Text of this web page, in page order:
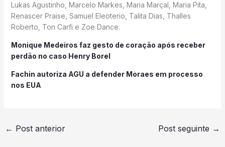
Lukas Agustinho, Marcelo Markes, Maria Marçal, Maria Pita,
Renascer Praise, Samuel Eleoterio, Talita Dias, Thalles
Roberto, Ton Carfi e Zoe Dance.
Monique Medeiros faz gesto de coração após receber
perdão no caso Henry Borel
Fachin autoriza AGU a defender Moraes em processo
nos EUA
← Post anterior Post seguinte →